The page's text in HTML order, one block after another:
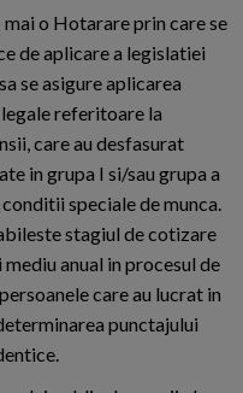
o Hotarare prin care se
de aplicare a legislatiei
se asigure aplicarea
referitoare la
care au desfasurat
in grupa I si/sau grupa a
speciale de munca.
stagiul de cotizare
anual in procesul de
care au lucrat in
punctajului